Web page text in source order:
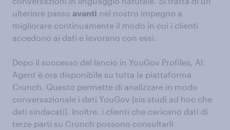
ulteriore passo avanti nel nostro impegno a
migliorare continuamente il modo in cui i clienti
accedono ai dati e lavorano con essi.
Dopo il successo del lancio in YouGov Profiles, AI
Agent è ora disponibile su tutta la piattaforma
Crunch. Questo permette di analizzare in modo
conversazionale i dati YouGov (sia studi ad hoc che
dati sindacati). Inoltre, i clienti che caricano dati di
terze parti su Crunch possono consultarli